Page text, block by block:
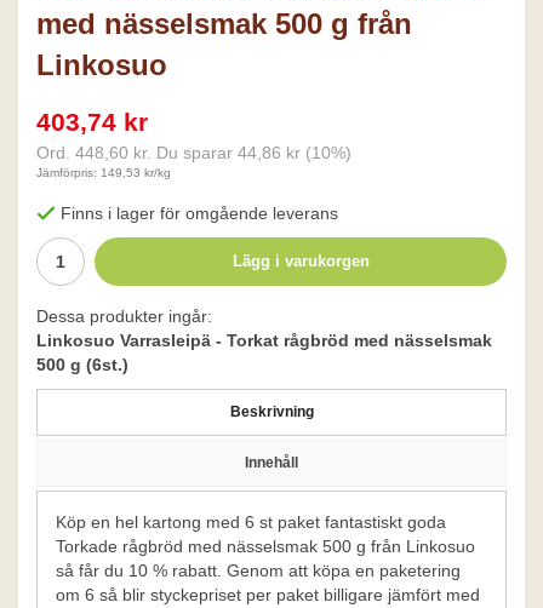
med nässelsmak 500 g från
Linkosuo
403,74 kr
Ord. 448,60 kr. Du sparar 44,86 kr (10%)
Jämförpris: 149,53 kr/kg
Finns i lager för omgående leverans
Lägg i varukorgen
Dessa produkter ingår:
Linkosuo Varrasleipä - Torkat rågbröd med nässelsmak
500 g (6st.)
Beskrivning
Innehåll
Köp en hel kartong med 6 st paket fantastiskt goda
Torkade rågbröd med nässelsmak 500 g från Linkosuo
så får du 10 % rabatt. Genom att köpa en paketering
om 6 så blir styckepriset per paket billigare jämfört med